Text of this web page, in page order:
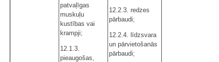
patvaļīgas
muskuļu
kustības vai
krampji;
12.1.3.
pieaugošas,
12.2.3. redzes
pārbaudi;
12.2.4. līdzsvara
un pārvietošanās
pārbaudi;